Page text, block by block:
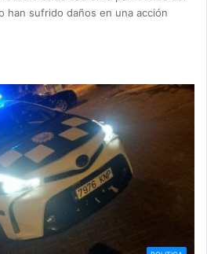
han sufrido daños en una acción